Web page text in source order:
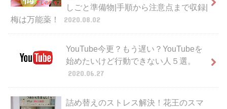
しごと準備物|手順から注意点まで収録|
梅は万能薬！
2020.08.02
YouTube今更？もう遅い？YouTubeを
始めたいけど行動できない人５選。
2020.06.27
詰め替えのストレス解決！花王のスマ